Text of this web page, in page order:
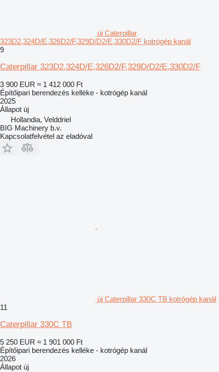
új Caterpillar
323D2,324D/E,326D2/F,329D/D2/E,330D2/F kotrógép kanál
9
Caterpillar 323D2,324D/E,326D2/F,329D/D2/E,330D2/F
3 900 EUR ≈ 1 412 000 Ft
Építőipari berendezés kelléke - kotrógép kanál
2025
Állapot új
Hollandia, Velddriel
BIG Machinery b.v.
Kapcsolatfelvétel az eladóval
új Caterpillar 330C TB kotrógép kanál
11
Caterpillar 330C TB
5 250 EUR ≈ 1 901 000 Ft
Építőipari berendezés kelléke - kotrógép kanál
2026
Állapot új